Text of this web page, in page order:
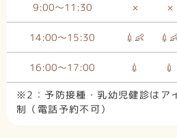
9:00～11:30 × ×
14:00～15:30 💉👶
16:00～17:00 💉 💉
※2：予防接種・乳幼児健診はア
制（電話予約不可）